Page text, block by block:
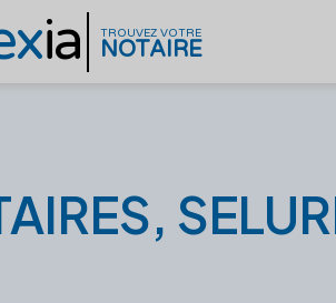
ia TROUVEZ VOTRE
NOTAIRE